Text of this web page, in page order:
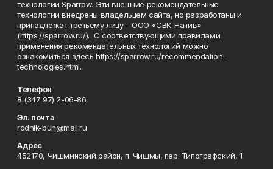
технологии Sparrow. Эти внешние рекомендательные
технологии внедрены владельцем сайта, но разработаны и
принадлежат третьему лицу – ООО «СВК-Натив»
(https://sparrow.ru/). С соответствующими правилами
применения рекомендательных технологий можно
ознакомиться здесь https://sparrow.ru/recommendation-
technologies.html.
Телефон
8 (347 97) 2-06-86
Эл. почта
rodnik-buh@mail.ru
Адрес
452170, Чишминский район, п. Чишмы, пер. Типографский, 1